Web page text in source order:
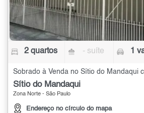
2 quartos - suíte 1
Sobrado à Venda no Sítio do Mandaqui
Sítio do Mandaqui
Zona Norte - São Paulo
Endereço no círculo do mapa